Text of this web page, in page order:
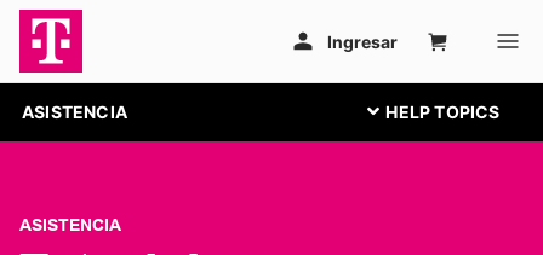
ASISTENCIA
ASISTENCIA